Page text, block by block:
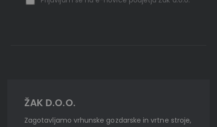
ŽAK D.O.O.
Zagotavljamo vrhunske gozdarske in vrtne stroje,